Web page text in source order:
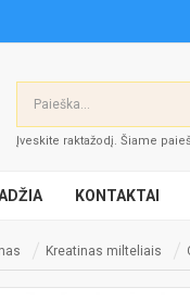
Įveskite raktažodį. Šiame
KONTAKTAI
Kreatinas milteliais